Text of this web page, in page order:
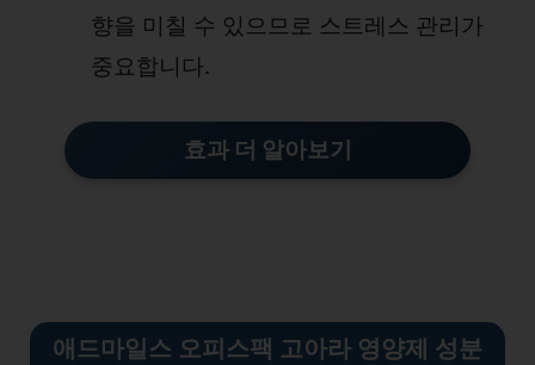
향을 미칠 수 있으므로 스트레스 관리가
중요합니다.
효과 더 알아보기
애드마일스 오피스팩 고아라 영양제 성분